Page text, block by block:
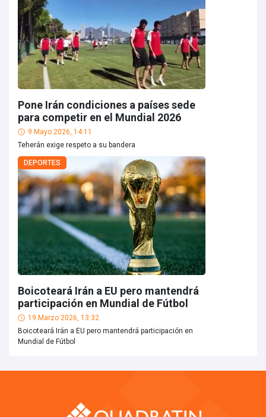
Pone Irán condiciones a países sede
para competir en el Mundial 2026
9 Mayo 2026, 14:11
Teherán exige respeto a su bandera
DEPORTES
Boicoteará Irán a EU pero mantendrá
participación en Mundial de Fútbol
19 Marzo 2026, 13:32
Boicoteará Irán a EU pero mantendrá participación en
Mundial de Fútbol